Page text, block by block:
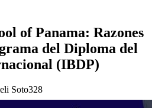
of Panama: Razones
del Diploma del
(IBDP)
Soto328